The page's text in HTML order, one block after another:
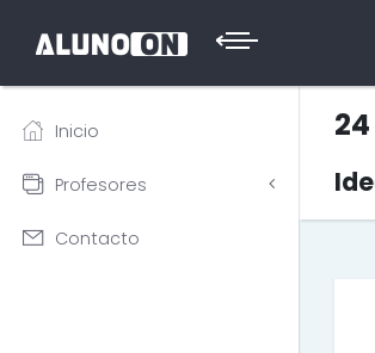
Inicio
Profesores
Contacto